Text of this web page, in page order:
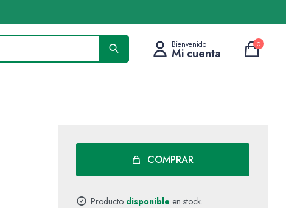
0
COMPRAR
Producto disponible en stock.